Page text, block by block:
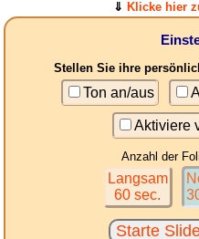
⇓ Klicke hier
Stellen Sie ihre
Ton an/aus
Aktiviere
Anzahl der
Langsam
60 sec.